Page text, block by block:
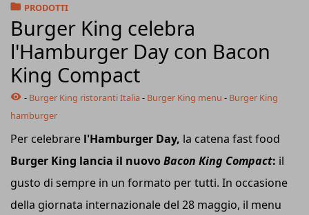
PRODOTTI
Burger King celebra
l'Hamburger Day con Bacon
King Compact
- Burger King ristoranti Italia - Burger King menu - Burger King
hamburger
Per celebrare l'Hamburger Day, la catena fast food
Burger King lancia il nuovoBacon King Compact: il
gusto di sempre in un formato per tutti. In occasione
della giornata internazionale del 28 maggio, il menu